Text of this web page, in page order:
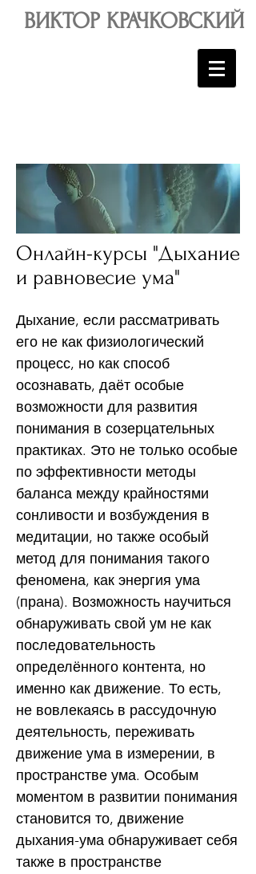
ВИКТОР КРАЧКОВСКИЙ
Онлайн-курсы "Дыхание
и равновесие ума"
Дыхание, если рассматривать
его не как физиологический
процесс, но как способ
осознавать, даёт особые
возможности для развития
понимания в созерцательных
практиках. Это не только особые
по эффективности методы
баланса между крайностями
сонливости и возбуждения в
медитации, но также особый
метод для понимания такого
феномена, как энергия ума
(прана). Возможность научиться
обнаруживать свой ум не как
последовательность
определённого контента, но
именно как движение. То есть,
не вовлекаясь в рассудочную
деятельность, переживать
движение ума в измерении, в
пространстве ума. Особым
моментом в развитии понимания
становится то, движение
дыхания-ума обнаруживает себя
также в пространстве